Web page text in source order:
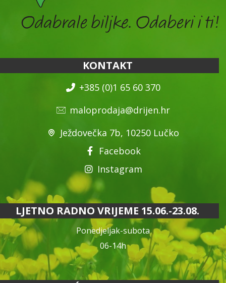
KONTAKT
+385 (0)1 65 60 370
maloprodaja@drijen.hr
Ježdovečka 7b, 10250 Lučko
Facebook
Instagram
LJETNO RADNO VRIJEME 15.06.-23.08.
Ponedjeljak-subota
06-14h